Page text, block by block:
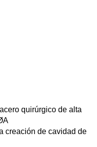
quirúrgico de alta
creación de cavidad de